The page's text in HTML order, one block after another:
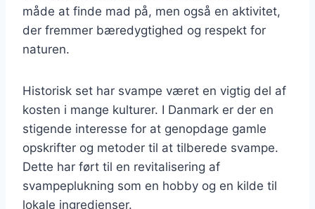
måde at finde mad på, men også en aktivitet,
der fremmer bæredygtighed og respekt for
naturen.
Historisk set har svampe været en vigtig del af
kosten i mange kulturer. I Danmark er der en
stigende interesse for at genopdage gamle
opskrifter og metoder til at tilberede svampe.
Dette har ført til en revitalisering af
svampeplukning som en hobby og en kilde til
lokale ingredienser.